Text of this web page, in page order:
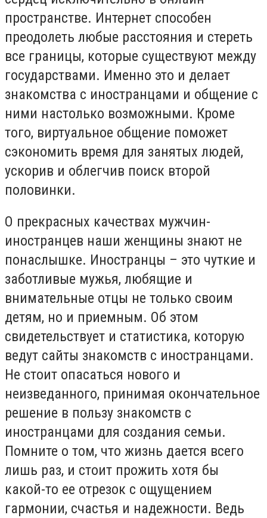
пространстве. Интернет способен
преодолеть любые расстояния и стереть
все границы, которые существуют между
государствами. Именно это и делает
знакомства с иностранцами и общение с
ними настолько возможными. Кроме
того, виртуальное общение поможет
сэкономить время для занятых людей,
ускорив и облегчив поиск второй
половинки.
О прекрасных качествах мужчин-
иностранцев наши женщины знают не
понаслышке. Иностранцы – это чуткие и
заботливые мужья, любящие и
внимательные отцы не только своим
детям, но и приемным. Об этом
свидетельствует и статистика, которую
ведут сайты знакомств с иностранцами.
Не стоит опасаться нового и
неизведанного, принимая окончательное
решение в пользу знакомств с
иностранцами для создания семьи.
Помните о том, что жизнь дается всего
лишь раз, и стоит прожить хотя бы
какой-то ее отрезок с ощущением
гармонии, счастья и надежности. Ведь